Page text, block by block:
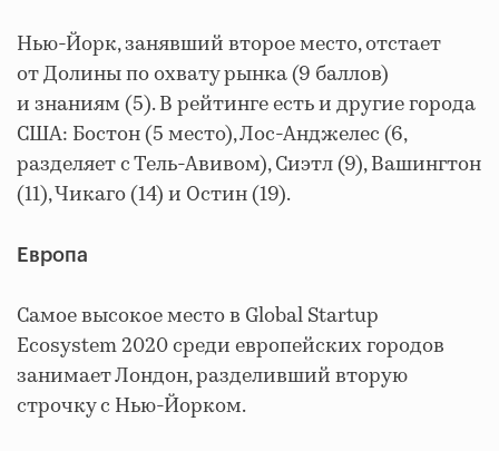
Нью-Йорк, занявший второе место, отстает
от Долины по охвату рынка (9 баллов)
и знаниям (5). В рейтинге есть и другие города
США: Бостон (5 место), Лос-Анджелес (6,
разделяет с Тель-Авивом), Сиэтл (9), Вашингтон
(11), Чикаго (14) и Остин (19).
Европа
Самое высокое место в Global Startup
Ecosystem 2020 среди европейских городов
занимает Лондон, разделивший вторую
строчку с Нью-Йорком.